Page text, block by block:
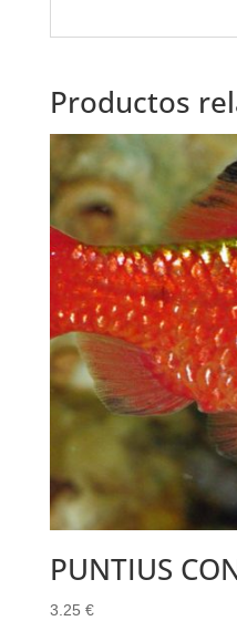
Productos
PUNTIUS
3.25 €